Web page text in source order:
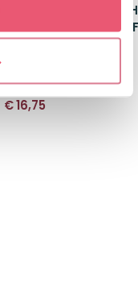
OhhDeer Notebook
A5 Gelinieerd Feline
€16,75